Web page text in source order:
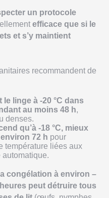
un protocole
efficace que si le
et s’y maintient
recommandent de
linge à -20 °C dans
au moins 48 h,
denses.
qu’à -18 °C, mieux
72 h pour
température liées aux
congélation à environ –
peut détruire tous